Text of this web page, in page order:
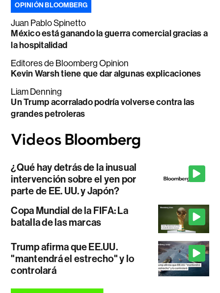
OPINIÓN BLOOMBERG
Juan Pablo Spinetto
México está ganando la guerra comercial gracias a
la hospitalidad
Editores de Bloomberg Opinion
Kevin Warsh tiene que dar algunas explicaciones
Liam Denning
Un Trump acorralado podría volverse contra las
grandes petroleras
¿Qué hay detrás de la inusual
intervención sobre el yen por
parte de EE. UU. y Japón?
Copa Mundial de la FIFA: La
batalla de las marcas
Trump afirma que EE.UU.
"mantendrá el estrecho" y lo
controlará